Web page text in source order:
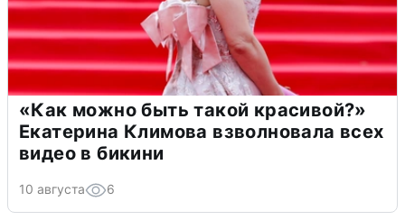
«Как можно быть такой красивой?»
Екатерина Климова взволновала всех
видео в бикини
10 августа 6